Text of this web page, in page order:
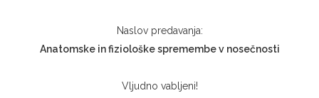
Naslov predavanja:
Anatomske in fiziološke spremembe v nosečnosti
Vljudno vabljeni!